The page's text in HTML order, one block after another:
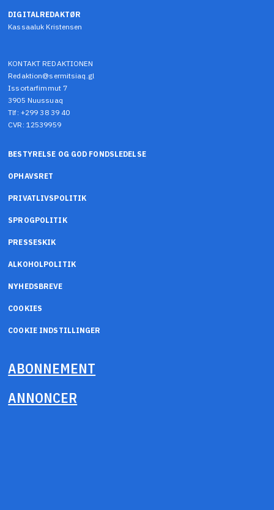
DIGITALREDAKTØR
Kassaaluk Kristensen
KONTAKT REDAKTIONEN
Redaktion@sermitsiaq.gl
Issortarfimmut 7
3905 Nuussuaq
Tlf: +299 38 39 40
CVR: 12539959
BESTYRELSE OG GOD FONDSLEDELSE
OPHAVSRET
PRIVATLIVSPOLITIK
SPROGPOLITIK
PRESSESKIK
ALKOHOLPOLITIK
NYHEDSBREVE
COOKIES
COOKIE INDSTILLINGER
ABONNEMENT
ANNONCER